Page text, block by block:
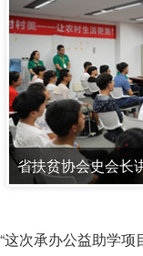
省扶贫协会史会长
“这次承办公益助学